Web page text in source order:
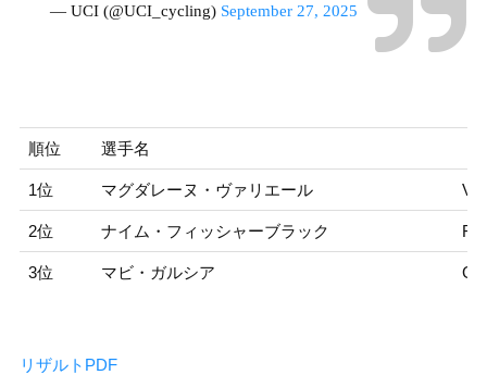
— UCI (@UCI_cycling) September 27, 2025
順位 選手名
1位 マグダレーヌ・ヴァリエール
2位 ナイム・フィッシャーブラック
3位 マビ・ガルシア
リザルトPDF